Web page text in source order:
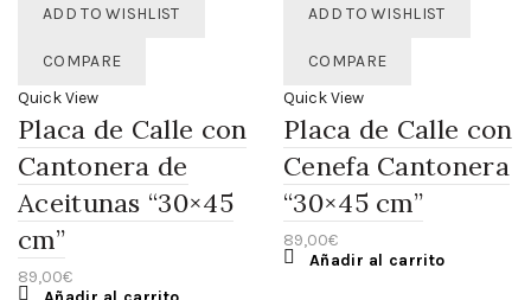
ADD TO WISHLIST
COMPARE
Quick View
Placa de Calle con
Cantonera de
Aceitunas “30×45
cm”
89,00€
ADD TO WISHLIST
COMPARE
Quick View
Placa de Calle con
Cenefa Cantonera
“30×45 cm”
89,00€
Añadir al carrito